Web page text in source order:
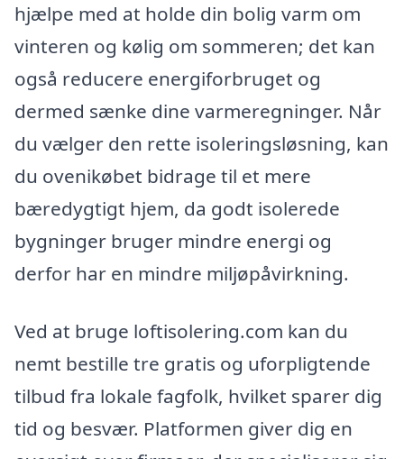
hjælpe med at holde din bolig varm om
vinteren og kølig om sommeren; det kan
også reducere energiforbruget og
dermed sænke dine varmeregninger. Når
du vælger den rette isoleringsløsning, kan
du ovenikøbet bidrage til et mere
bæredygtigt hjem, da godt isolerede
bygninger bruger mindre energi og
derfor har en mindre miljøpåvirkning.
Ved at bruge loftisolering.com kan du
nemt bestille tre gratis og uforpligtende
tilbud fra lokale fagfolk, hvilket sparer dig
tid og besvær. Platformen giver dig en